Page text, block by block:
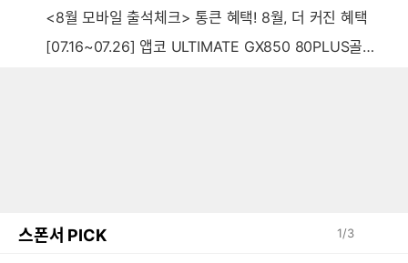
<8월 모바일 출석체크> 통큰 혜택! 8월, 더 커진 혜택
[07.16~07.26] 앱코 ULTIMATE GX850 80PLUS골드 풀모듈러 ATX3.0 블랙
스폰서 PICK 1/3